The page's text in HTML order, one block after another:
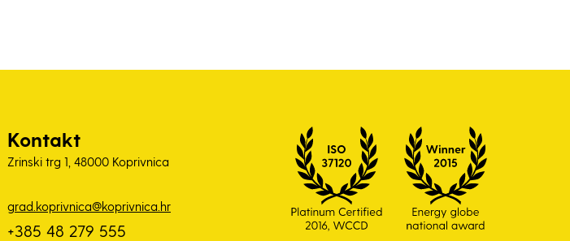
Kontakt
Zrinski trg 1, 48000 Koprivnica
grad.koprivnica@koprivnica.hr
+385 48 279 555